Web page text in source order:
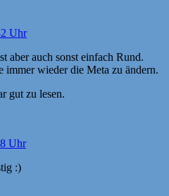
Uhr
aber auch sonst einfach Rund.
immer wieder die Meta zu ändern.
gut zu lesen.
Uhr
:)